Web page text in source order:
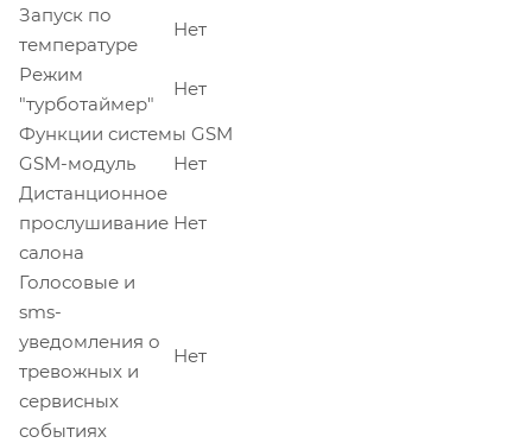
Запуск по
температуре
Нет
Режим
"турботаймер"
Нет
Функции системы GSM
GSM-модуль
Нет
Дистанционное
прослушивание
салона
Нет
Голосовые и
sms-
уведомления о
тревожных и
сервисных
событиях
Нет